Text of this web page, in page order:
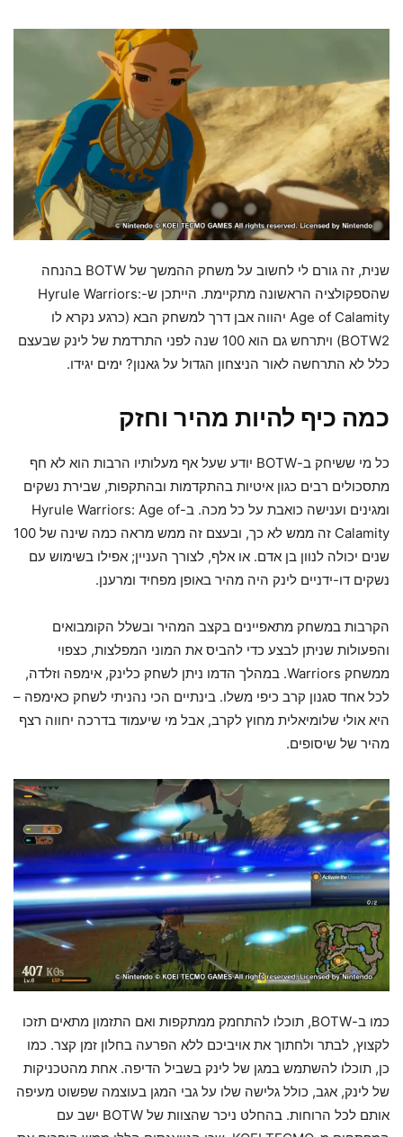
שנית, זה גורם לי לחשוב על משחק ההמשך של BOTW בהנחה
שהספקולציה הראשונה מתקיימת. הייתכן ש-Hyrule Warriors:
Age of Calamity יהווה אבן דרך למשחק הבא (כרגע נקרא לו
BOTW2) ויתרחש גם הוא 100 שנה לפני התרדמת של לינק שבעצם
כלל לא התרחשה לאור הניצחון הגדול על גאנון? ימים יגידו.
כמה כיף להיות מהיר וחזק
כל מי ששיחק ב-BOTW יודע שעל אף מעלותיו הרבות הוא לא חף
מתסכולים רבים כגון איטיות בהתקדמות ובהתקפות, שבירת נשקים
ומגינים וענישה כואבת על כל מכה. ב-Hyrule Warriors: Age of
Calamity זה ממש לא כך, ובעצם זה ממש מראה כמה שינה של 100
שנים יכולה לנוון בן אדם. או אלף, לצורך העניין; אפילו בשימוש עם
נשקים דו-ידניים לינק היה מהיר באופן מפחיד ומרענן.
הקרבות במשחק מתאפיינים בקצב המהיר ובשלל הקומבואים
והפעולות שניתן לבצע כדי להביס את המוני המפלצות, כצפוי
ממשחק Warriors. במהלך הדמו ניתן לשחק כלינק, אימפה וזלדה,
לכל אחד סגנון קרב כיפי משלו. בינתיים הכי נהניתי לשחק כאימפה –
היא אולי שלומיאלית מחוץ לקרב, אבל מי שיעמוד בדרכה יחווה רצף
מהיר של שיסופים.
כמו ב-BOTW, תוכלו להתחמק ממתקפות ואם התזמון מתאים תזכו
לקצוץ, לבתר ולחתוך את אויביכם ללא הפרעה בחלון זמן קצר. כמו
כן, תוכלו להשתמש במגן של לינק בשביל הדיפה. אחת מהטכניקות
של לינק, אגב, כולל גלישה שלו על גבי המגן בעוצמה שפשוט מעיפה
אותם לכל הרוחות. בהחלט ניכר שהצוות של BOTW ישב עם